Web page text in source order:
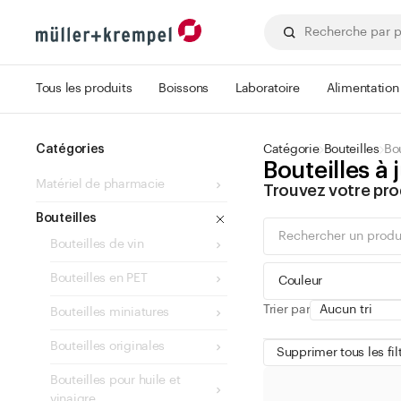
Tous les produits Boissons Laboratoire Alimentation
Catégories
Matériel de pharmacie
Bouteilles
Bouteilles de vin
Bouteilles en PET
Bouteilles miniatures
Bouteilles originales
Bouteilles pour huile et
Catégorie Bouteilles
Bouteilles à
Trouvez votre
Couleur
Trier par
Supprimer tous les